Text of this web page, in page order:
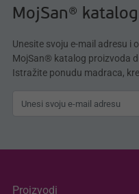
MojSan® katalog
Unesite svoju e-mail adresu i
MojSan® katalog proizvoda
Istražite ponudu madraca,
Proizvodi